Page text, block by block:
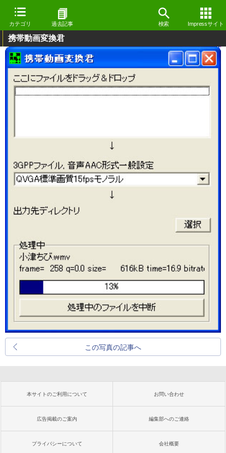
カテゴリ 過去記事 検索 Impressサイト
携帯動画変換君
この写真の記事へ
本サイトのご利用について お問い合わせ
広告掲載のご案内 編集部へのご連絡
プライバシーについて 会社概要